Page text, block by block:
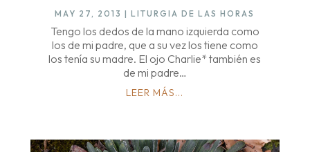
MAY 27, 2013 |LITURGIA DE LAS HORAS
Tengo los dedos de la mano izquierda como
los de mi padre, que a su vez los tiene como
los tenía su madre. El ojo Charlie* también es
de mi padre…
LEER MÁS...